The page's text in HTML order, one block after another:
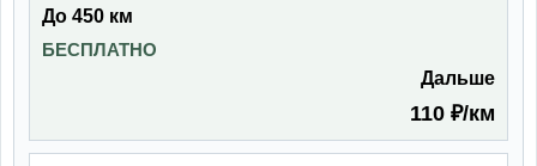
До 450 км
БЕСПЛАТНО
Дальше
110 ₽/км